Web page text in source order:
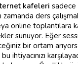
kafeleri sadece
zamanda ders
online toplantılara
sunuyor. Eğer
bir ortam
ihtiyacınızı